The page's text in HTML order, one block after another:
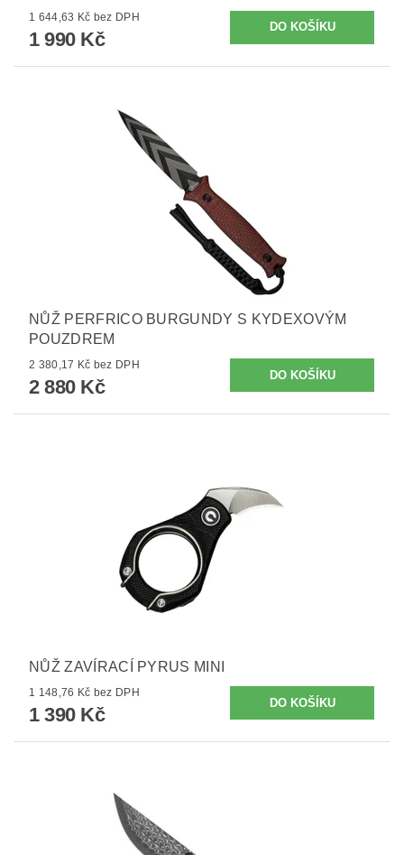
1 644,63 Kč bez DPH
1 990 Kč
NŮŽ PERFRICO BURGUNDY S KYDEXOVÝM
POUZDREM
2 380,17 Kč bez DPH
2 880 Kč
NŮŽ ZAVÍRACÍ PYRUS MINI
1 148,76 Kč bez DPH
1 390 Kč